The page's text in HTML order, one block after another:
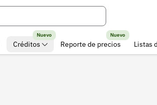
Créditos
Nuevo
Reporte de precios
Nuevo
Listas